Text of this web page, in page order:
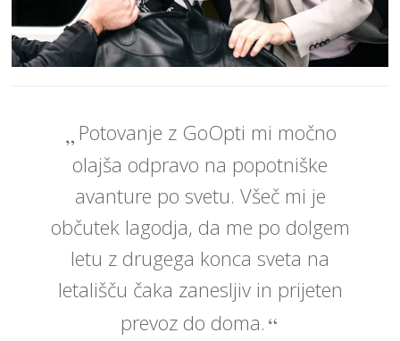
Potovanje z GoOpti mi močno
olajša odpravo na popotniške
avanture po svetu. Všeč mi je
občutek lagodja, da me po dolgem
letu z drugega konca sveta na
letališču čaka zanesljiv in prijeten
prevoz do doma.